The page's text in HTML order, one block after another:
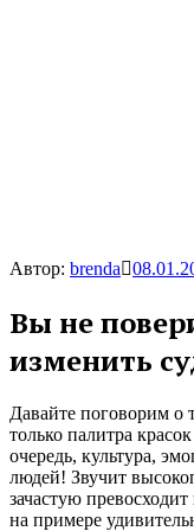
Автор: brenda
Вы не
изменить
Давайте поговорим о
только палитра
очередь, культура,
людей! Звучит
зачастую
на примере